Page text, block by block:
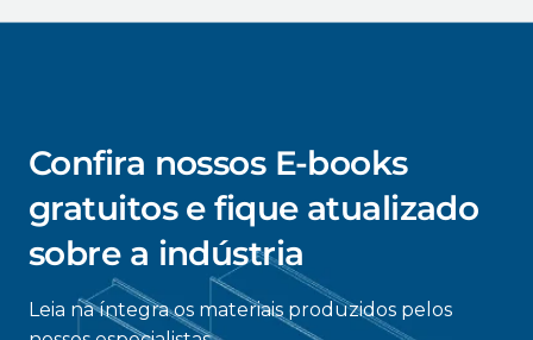
Confira nossos E-books
gratuitos e fique atualizado
sobre a indústria
Leia na íntegra os materiais produzidos pelos